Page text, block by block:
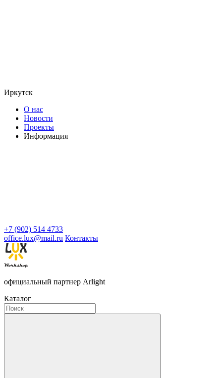
Иркутск
О нас
Новости
Проекты
Информация
+7 (902) 514 4733
office.lux@mail.ru Контакты
официальный партнер Arlight
Каталог